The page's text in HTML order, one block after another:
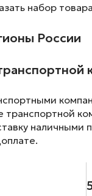
набор
России
транспортной
наличными